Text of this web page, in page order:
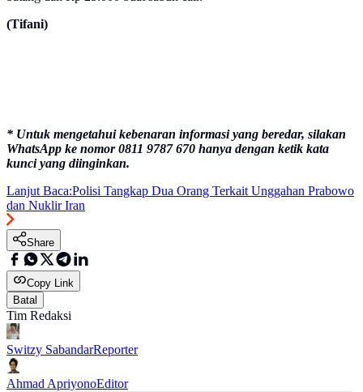
(Tifani)
* Untuk mengetahui kebenaran informasi yang beredar, silakan
WhatsApp ke nomor 0811 9787 670 hanya dengan ketik kata
kunci yang diinginkan.
Lanjut Baca:Polisi Tangkap Dua Orang Terkait Unggahan Prabowo
dan Nuklir Iran
Share
Copy Link
Batal
Tim Redaksi
Switzy SabandarReporter
Ahmad ApriyonoEditor